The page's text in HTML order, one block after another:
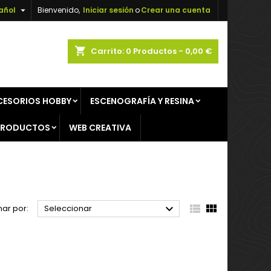
Bienvenido, Iniciar sesiónoCrear una cuenta

shopping_cart Carrito: 0 Productos - 0,00 €
HOBBY ESCENOGRAFÍA Y RESINA
WEB CREATIVA
por: Seleccionar   